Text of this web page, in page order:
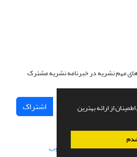
از ارائه بهترین
های مهم نشریه در خبرنامه نشریه مشترک
اشتراک
طراحی و پیاده سازی از سیناوب